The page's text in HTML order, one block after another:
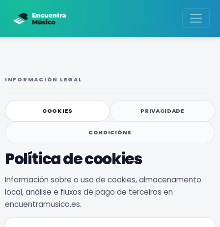
INFORMACIÓN LEGAL
COOKIES PRIVACIDADE
CONDICIÓNS
Política de cookies
Información sobre o uso de cookies, almacenamento
local, análise e fluxos de pago de terceiros en
encuentramusico.es.